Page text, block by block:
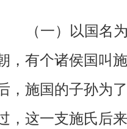
（一）以国名为
，有个诸侯国叫
，施国的子孙为
，这一支施氏后